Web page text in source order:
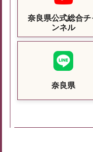
奈良県公式総合チ
ンネル
奈良県